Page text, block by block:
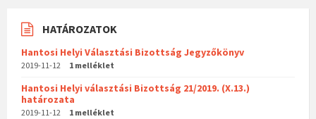
HATÁROZATOK
Hantosi Helyi Választási Bizottság Jegyzőkönyv
2019-11-12 1 melléklet
Hantosi Helyi választási Bizottság 21/2019. (X.13.)
határozata
2019-11-12 1 melléklet